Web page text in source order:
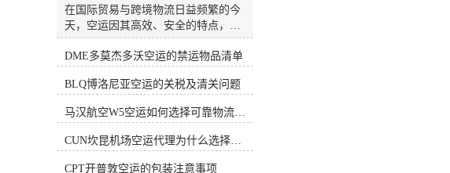
输条件，承运人的运输条件为托运人
准备航空货运单。 根据《华沙公约》
第六条第(1)款和第(5)款，航空货运单
由托运人填写。承运人按托运人要求
写。 这表明托运人应对货运单上填写
人对货运单上填写的内容不准确、不
完整造成的损失负责。 在航空货运业
务运营中，各承运的大量货物由其人
收运，部分特殊货物由直接收运。托
在国际贸易与跨境物流日益频繁的今
天，空运因其高效、安全的特点，成
为许多企业优先选择的运输方式。然
而，空运物流的报价并非一成不变，
货物种类等多种变量影响，价格波动
频繁。对于货主和物流从业者来说，
如何准确、高效地获取实时报价，是
控制成本、优化供应链的关键环节。
本文将从实际业务角度出发，系统梳
理空运物流实时报价的获取方法，帮
DME多莫杰多沃空运的禁运物品清单
BLQ博洛尼亚空运的关税及清关问题
马汉航空W5空运如何选择可靠物流公司
CUN坎昆机场空运代理为什么选择空运更快捷
CPT开普敦空运的包装注意事项